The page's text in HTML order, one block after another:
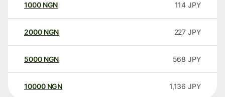
1000 NGN 114 JPY
2000 NGN 227 JPY
5000 NGN 568 JPY
10000 NGN 1,136 JPY